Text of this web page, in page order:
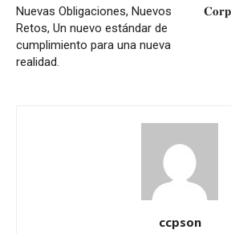
Nuevas Obligaciones, Nuevos
Retos, Un nuevo estándar de
cumplimiento para una nueva
realidad.
ccpson